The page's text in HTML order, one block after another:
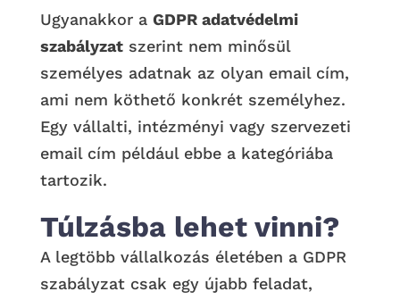
Ugyanakkor a GDPR adatvédelmi
szabályzatszerint nem minősül
személyes adatnak az olyan email cím,
ami nem köthető konkrét személyhez.
Egy vállalti, intézményi vagy szervezeti
email cím például ebbe a kategóriába
tartozik.
Túlzásba lehet vinni?
A legtöbb vállalkozás életében a GDPR
szabályzat csak egy újabb feladat,